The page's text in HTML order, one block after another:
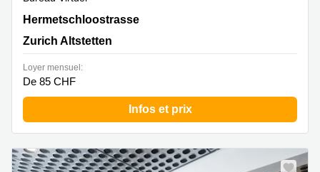
Hermetschloostrasse 77, Zurich Altstetten
Hermetschloostrasse
Zurich Altstetten
Loyer mensuel:
De 85 CHF
Infos et prix